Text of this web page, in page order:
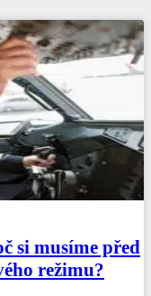
si musíme před
režimu?